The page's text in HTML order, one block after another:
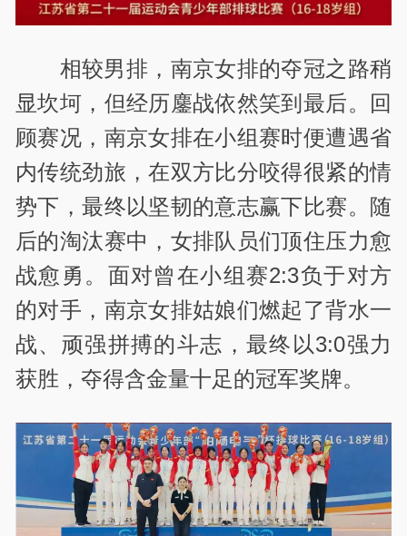
相较男排，南京女排的夺冠之路稍
显坎坷，但经历鏖战依然笑到最后。回
顾赛况，南京女排在小组赛时便遭遇省
内传统劲旅，在双方比分咬得很紧的情
势下，最终以坚韧的意志赢下比赛。随
后的淘汰赛中，女排队员们顶住压力愈
战愈勇。面对曾在小组赛2:3负于对方
的对手，南京女排姑娘们燃起了背水一
战、顽强拼搏的斗志，最终以3:0强力
获胜，夺得含金量十足的冠军奖牌。